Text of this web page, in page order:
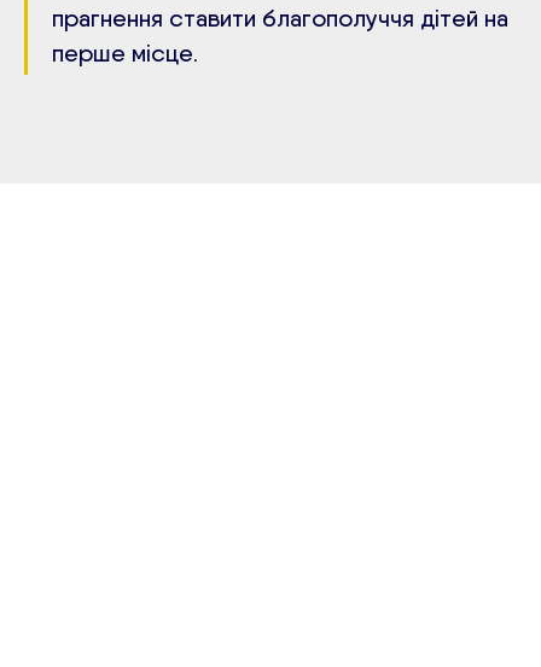
прагнення ставити благополуччя дітей на
перше місце.